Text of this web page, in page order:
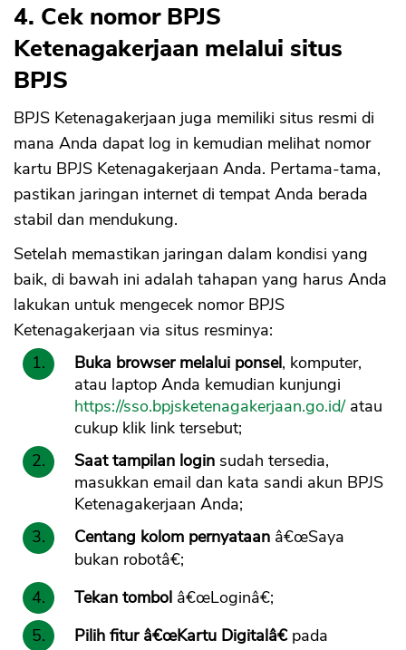
4. Cek nomor BPJS
Ketenagakerjaan melalui situs
BPJS
BPJS Ketenagakerjaan juga memiliki situs resmi di
mana Anda dapat log in kemudian melihat nomor
kartu BPJS Ketenagakerjaan Anda. Pertama-tama,
pastikan jaringan internet di tempat Anda berada
stabil dan mendukung.
Setelah memastikan jaringan dalam kondisi yang
baik, di bawah ini adalah tahapan yang harus Anda
lakukan untuk mengecek nomor BPJS
Ketenagakerjaan via situs resminya:
Buka browser melalui ponsel, komputer,
atau laptop Anda kemudian kunjungi
https://sso.bpjsketenagakerjaan.go.id/ atau
cukup klik link tersebut;
Saat tampilan login sudah tersedia,
masukkan email dan kata sandi akun BPJS
Ketenagakerjaan Anda;
Centang kolom pernyataan â€œSaya
bukan robotâ€;
Tekan tombol â€œLoginâ€;
Pilih fitur â€œKartu Digitalâ€pada
CANCEL